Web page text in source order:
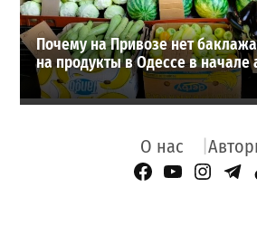
Почему на Привозе нет
на продукты в Одессе в начале
О нас
Facebook Page
YouTube